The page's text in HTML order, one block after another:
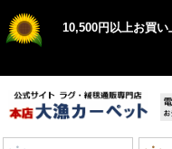
10,500円以上お買い